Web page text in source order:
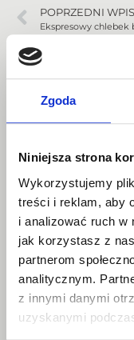
Zgoda
Niniejsza strona
Wykorzystujemy
treści i reklam, aby
i analizować ruch w
jak korzystasz z
partnerom
analitycznym.
z innymi danymi
uzyskanymi
POPRZEDNI WPIS
Porady
Przepisy
SZYBKI